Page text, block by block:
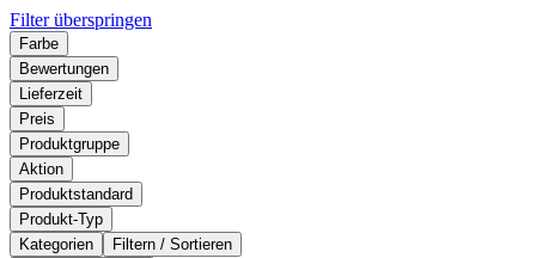
Filter überspringen
Farbe
Bewertungen
Lieferzeit
Preis
Produktgruppe
Aktion
Produktstandard
Produkt-Typ
Kategorien
Filtern / Sortieren